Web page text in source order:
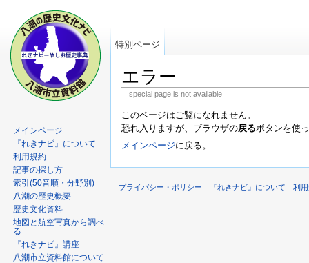
エラー
special page is not available
このページはご覧になれません。
恐れ入りますが、ブラウザの戻るボタンを使
メインページに戻る。
特別ページ
メインページ
『れきナビ』について
利用規約
記事の探し方
索引(50音順・分野別)
八潮の歴史概要
歴史文化資料
地図と航空写真から調べ
る
『れきナビ』講座
八潮市立資料館について
プライバシー・ポリシー 『れきナビ』について 利